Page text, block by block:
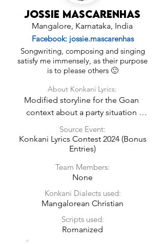
Jossie Mascarenhas
Mangalore, Karnataka, India
Facebook: jossie.mascarenhas
Songwriting, composing and singing
satisfy me immensely, as their purpose
is to please others 🙂
About Konkani Lyrics:
Modified storyline for the Goan
context about a party situation
where girls outnumber boys and so
boys don’t get to dance. Those few
men who are there also got their
Source Event:
Konkani Lyrics Contest 2024 (Bonus
Entries)
Team Members:
None
Konkani Dialects used:
Mangalorean Christian
Scripts used:
Romanized